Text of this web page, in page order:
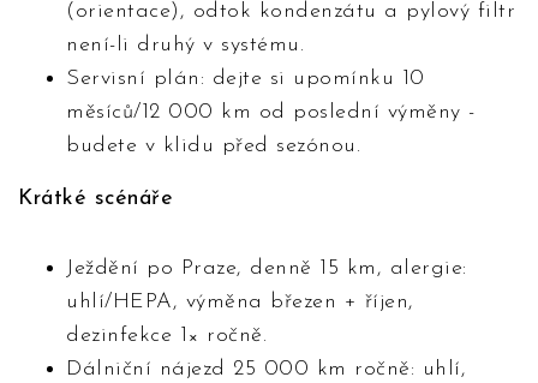
(orientace), odtok kondenzátu a pylový filtr
není-li druhý v systému.
Servisní plán: dejte si upomínku 10
měsíců/12 000 km od poslední výměny -
budete v klidu před sezónou.
Krátké scénáře
Ježdění po Praze, denně 15 km, alergie:
uhlí/HEPA, výměna březen + říjen,
dezinfekce 1× ročně.
Dálniční nájezd 25 000 km ročně: uhlí,